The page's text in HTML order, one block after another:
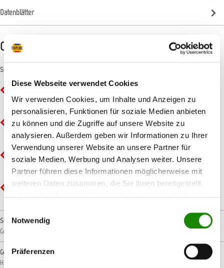
Diese Webseite verwendet Cookies
Wir verwenden Cookies, um Inhalte und Anzeigen zu
personalisieren, Funktionen für soziale Medien anbieten
zu können und die Zugriffe auf unsere Website zu
analysieren. Außerdem geben wir Informationen zu Ihrer
Verwendung unserer Website an unsere Partner für
soziale Medien, Werbung und Analysen weiter. Unsere
Partner führen diese Informationen möglicherweise mit
weiteren Daten zusammen, die Sie ihnen bereitgestellt
Einwilligungsauswahl
Notwendig
Präferenzen
Datenblätter
CLP-/REACH-Hinweise
Symbole
GHS07 - Ausrufezeichen: Gesundheitsgefahr
GHS08 - Gesundheitsgefahr: Ernste Gesundheitsgefahr
GHS09 - Umwelt: Umweltgefährlich
Signalwort
Gefahr!
Gefahrenhinweise
H226: Flüssigkeit und Dampf entzündbar.